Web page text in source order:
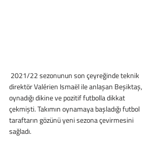
direktör Valérien Ismaël ile anlaşan Beşiktaş,
oynadığı dikine ve pozitif futbolla dikkat
çekmişti. Takımın oynamaya başladığı futbol
taraftarın gözünü yeni sezona çevirmesini
sağladı.